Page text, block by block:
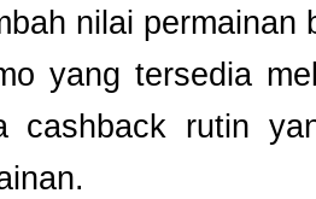
nilai permainan
yang tersedia
cashback rutin